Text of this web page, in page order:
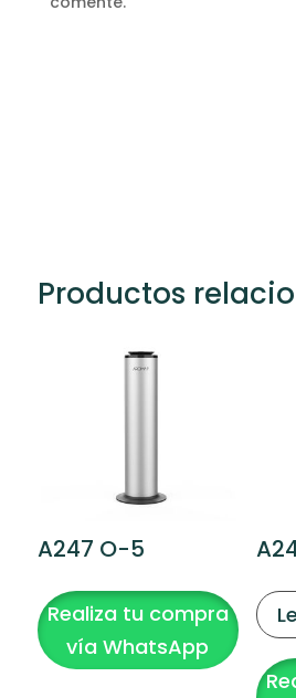
Productos
A247 O-5
Realiza tu compra
vía WhatsApp